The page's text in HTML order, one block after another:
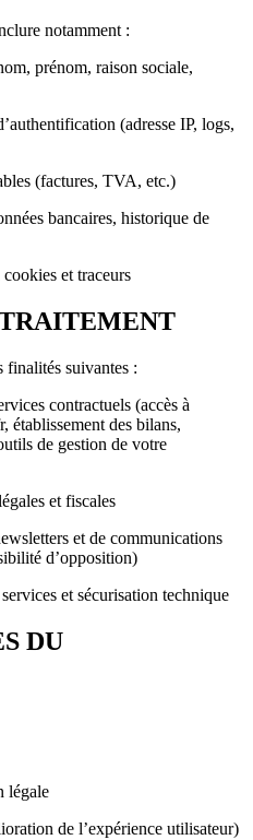
notamment :
prénom, raison sociale,
(adresse IP, logs,
(factures, TVA, etc.)
bancaires, historique de
et traceurs
finalités suivantes :
contractuels (accès à
établissement des bilans,
de gestion de votre
et fiscales
et de communications
d’opposition)
et sécurisation technique
DU
légale
de l’expérience utilisateur)